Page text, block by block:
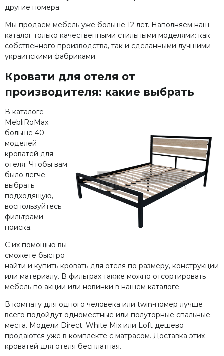
другие номера.
Мы продаем мебель уже больше 12 лет. Наполняем наш
каталог только качественными стильными моделями: как
собственного производства, так и сделанными лучшими
украинскими фабриками.
Кровати для отеля от
производителя: какие выбрать
В каталоге
MebliRoMax
больше 40
моделей
кроватей для
отеля. Чтобы вам
было легче
выбрать
подходящую,
воспользуйтесь
фильтрами
поиска.
С их помощью вы
сможете быстро
найти и купить кровать для отеля по размеру, конструкции
или материалу. В фильтрах также можно отсортировать
мебель по акции или новинки в нашем каталоге.
В комнату для одного человека или twin-номер лучше
всего подойдут одноместные или полуторные спальные
места. Модели Direct, White Mix или Loft дешево
продаются уже в комплекте с матрасом. Доставка этих
кроватей для отеля бесплатная.